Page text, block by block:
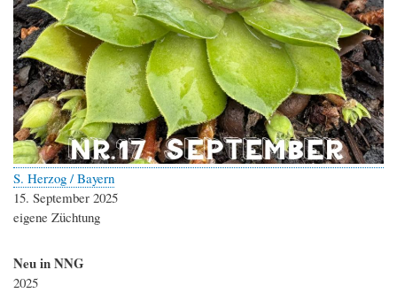
S. Herzog / Bayern
15. September 2025
eigene Züchtung
Neu in NNG
2025